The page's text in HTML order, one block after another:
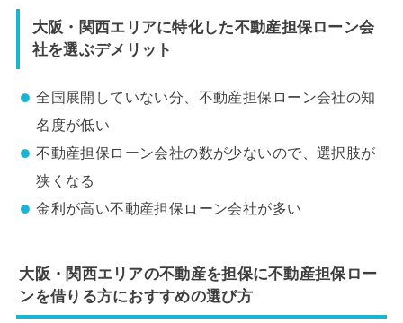
大阪・関西エリアに特化した不動産担保ローン会
社を選ぶデメリット
全国展開していない分、不動産担保ローン会社の知
名度が低い
不動産担保ローン会社の数が少ないので、選択肢が
狭くなる
金利が高い不動産担保ローン会社が多い
大阪・関西エリアの不動産を担保に不動産担保ロー
ンを借りる方におすすめの選び方